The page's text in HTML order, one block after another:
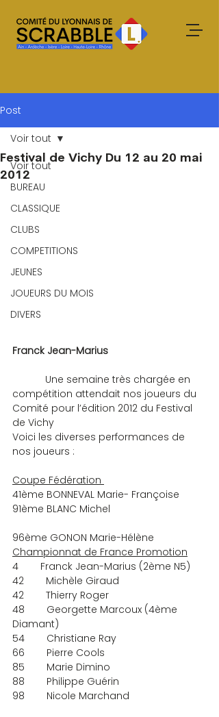
Post
Voir tout
BUREAU
CLASSIQUE
CLUBS
COMPETITIONS
JEUNES
JOUEURS DU MOIS
DIVERS
Voir tout
Festival de Vichy Du 12 au 20 mai
2012
Franck Jean-Marius
compétition attendait nos joueurs du
Comité pour l’édition 2012 du Festival
de Vichy
Voici les diverses performances de
nos joueurs :
Coupe Fédération
41ème BONNEVAL Marie- Françoise
91ème BLANC Michel
96ème GONON Marie-Hélène
Championnat de France Promotion
4        Franck Jean-Marius (2ème N5)
42        Michèle Giraud
42        Thierry Roger
48        Georgette Marcoux (4ème
Diamant)
54        Christiane Ray
66        Pierre Cools
85        Marie Dimino
88        Philippe Guérin
98        Nicole Marchand